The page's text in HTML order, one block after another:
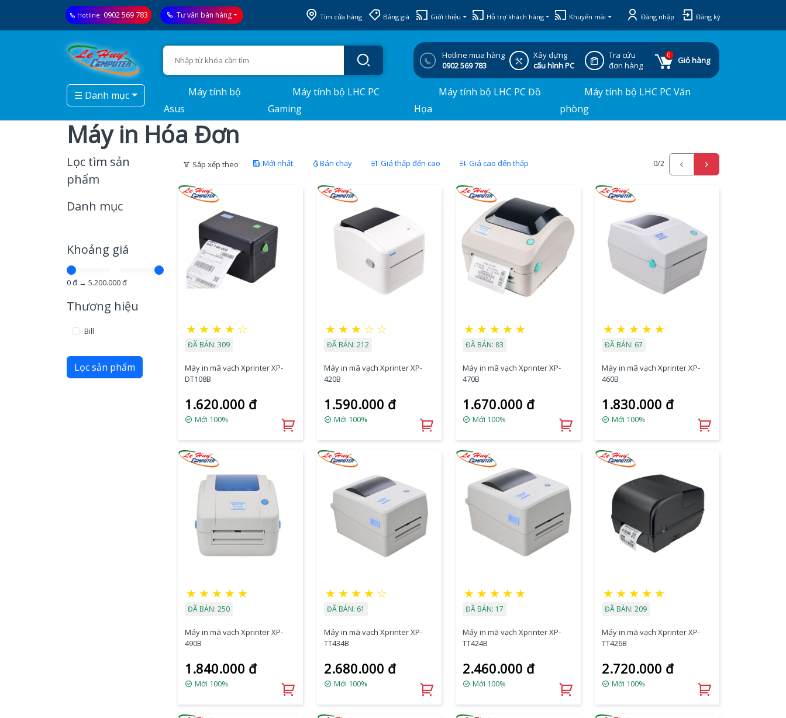
Hotline: 0902 569 783 Tư vấn bán hàng Tìm cửa hàng Bảng giá Giới thiệu Hỗ trợ khách hàng Khuyến mãi Đăng nhập Đăng ký
Hotline mua hàng
0902 569 783
Xây dựng
cấu hình PC
Tra cứu
đơn hàng
0
Giỏ hàng
☰ Danh mục
Máy tính bộ
Asus
Máy tính bộ LHC PC
Gaming
Máy tính bộ LHC PC Đồ
Họa
Máy tính bộ LHC PC Văn
phòng
Máy in Hóa Đơn
Lọc tìm sản
phẩm
Danh mục
Khoảng giá
0đ → 5.200.000đ
Thương hiệu
Bill
Lọc sản phẩm
Sắp xếp theo Mới nhất Bán chạy Giá thấp đến cao Giá cao đến thấp 0/2
★ ★ ★ ★ ☆
ĐÃ BÁN: 309
Máy in mã vạch Xprinter XP-
DT108B
1.620.000 đ
Mới 100%
★ ★ ★ ☆ ☆
ĐÃ BÁN: 212
Máy in mã vạch Xprinter XP-
420B
1.590.000 đ
Mới 100%
★ ★ ★ ★ ★
ĐÃ BÁN: 83
Máy in mã vạch Xprinter XP-
470B
1.670.000 đ
Mới 100%
★ ★ ★ ★ ★
ĐÃ BÁN: 67
Máy in mã vạch Xprinter XP-
460B
1.830.000 đ
Mới 100%
★ ★ ★ ★ ★
ĐÃ BÁN: 250
Máy in mã vạch Xprinter XP-
490B
1.840.000 đ
Mới 100%
★ ★ ★ ★ ☆
ĐÃ BÁN: 61
Máy in mã vạch Xprinter XP-
TT434B
2.680.000 đ
Mới 100%
★ ★ ★ ★ ★
ĐÃ BÁN: 17
Máy in mã vạch Xprinter XP-
TT424B
2.460.000 đ
Mới 100%
★ ★ ★ ★ ★
ĐÃ BÁN: 209
Máy in mã vạch Xprinter XP-
TT426B
2.720.000 đ
Mới 100%